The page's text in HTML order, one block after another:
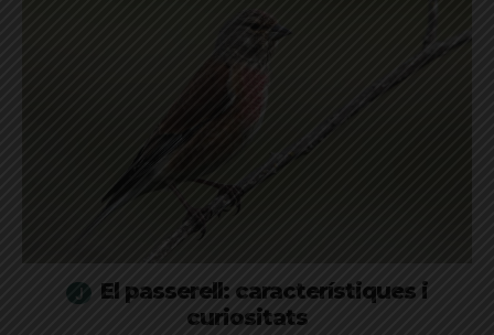
El passerell: característiques i
curiositats